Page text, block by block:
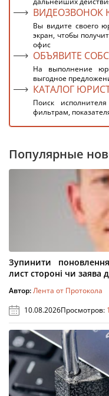
ВИДЕОЗВОНОК
Вы видите своего
экран, чтобы
офис
ОБЪЯВИТЕ
На выполнение
выгодное
КАТАЛОГ
Поиск
фильтрам,
Популярные
Зупинити
лист стороні чи заява
Автор:Лента от Протокола
10.08.2026Просмотров: